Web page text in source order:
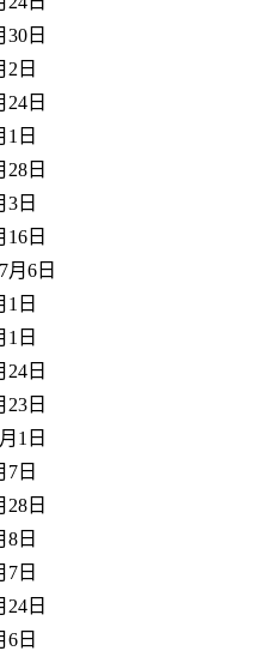
30日
2日
24日
1日
28日
3日
16日
月6日
1日
1日
24日
23日
1日
7日
28日
8日
7日
24日
6日